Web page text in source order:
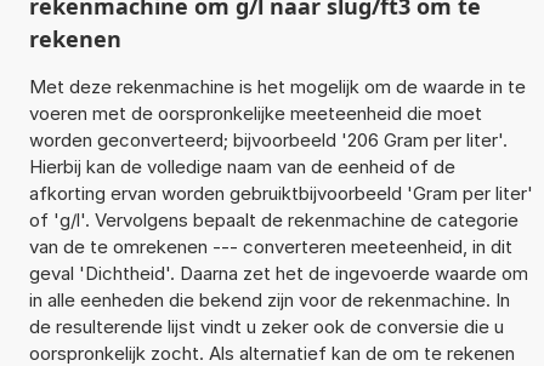
rekenen
Met deze rekenmachine is het mogelijk om de waarde in te
voeren met de oorspronkelijke meeteenheid die moet
worden geconverteerd; bijvoorbeeld '206 Gram per liter'.
Hierbij kan de volledige naam van de eenheid of de
afkorting ervan worden gebruiktbijvoorbeeld 'Gram per liter'
of 'g/l'. Vervolgens bepaalt de rekenmachine de categorie
van de te omrekenen --- converteren meeteenheid, in dit
geval 'Dichtheid'. Daarna zet het de ingevoerde waarde om
in alle eenheden die bekend zijn voor de rekenmachine. In
de resulterende lijst vindt u zeker ook de conversie die u
oorspronkelijk zocht. Als alternatief kan de om te rekenen